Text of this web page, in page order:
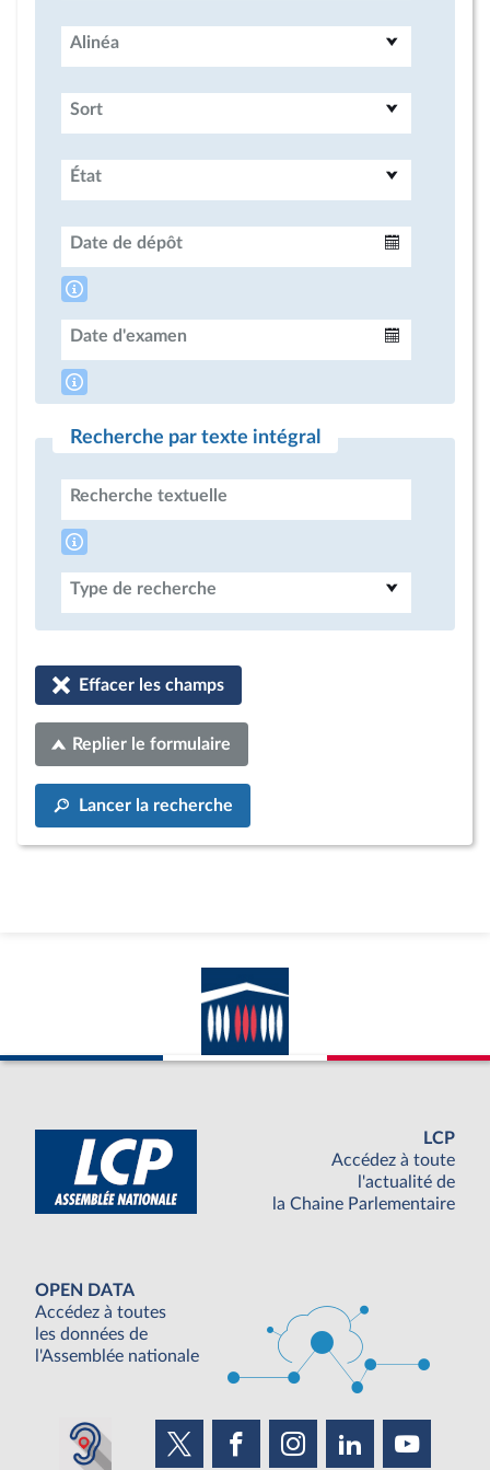
Alinéa
Sort
État
Date de dépôt
Date d'examen
Recherche par texte intégral
Recherche textuelle
Type de recherche
Effacer les champs
Replier le formulaire
Lancer la recherche
LCP
Accédez à toute
l'actualité de
la Chaine Parlementaire
OPEN DATA
Accédez à toutes
les données de
l'Assemblée nationale